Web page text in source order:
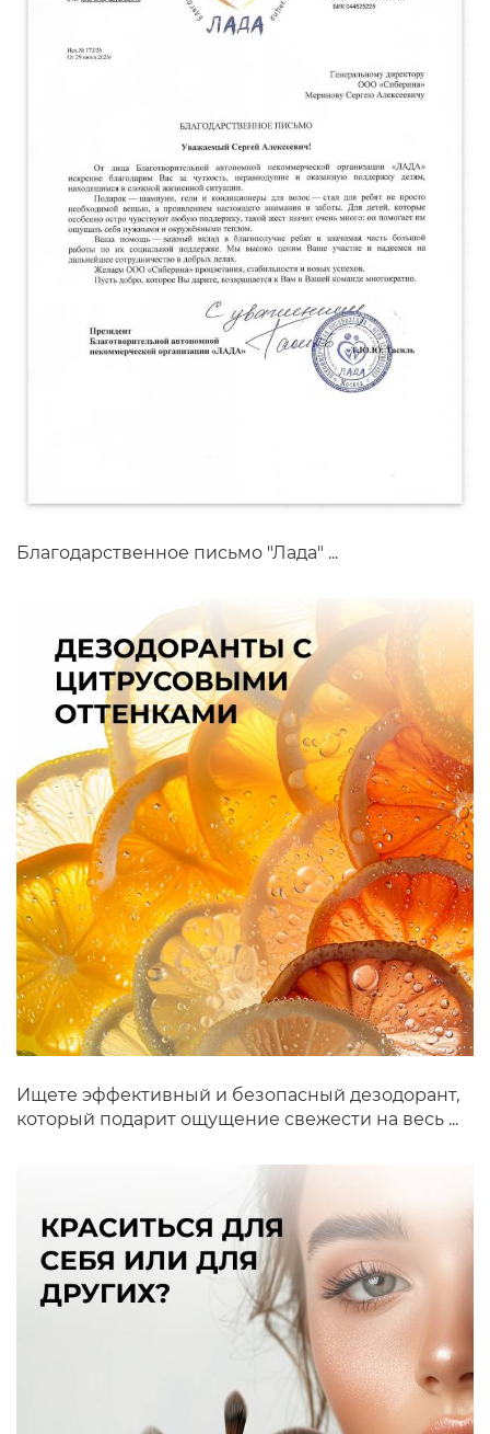
Благодарственное письмо "Лада" ...
Ищете эффективный и безопасный дезодорант,
который подарит ощущение свежести на весь ...